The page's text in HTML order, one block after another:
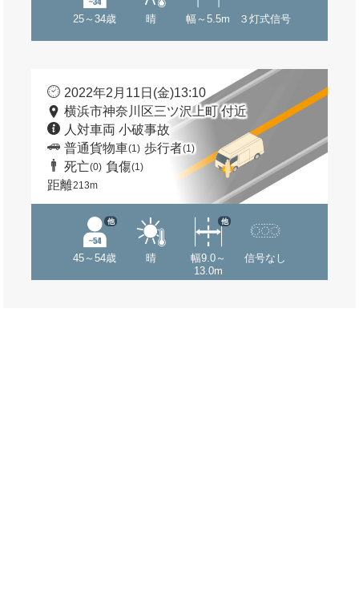
25～34歳 晴 幅～5.5m ３灯式信号
2022年2月11日(金)13:10
横浜市神奈川区三ツ沢上町 付近
人対車両 小破事故
普通貨物車(1) 歩行者(1)
死亡(0) 負傷(1)
距離213m
45～54歳
他
晴
幅9.0～
13.0m
他
信号なし